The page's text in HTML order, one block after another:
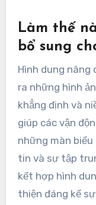
Làm thế
bổ sung
Hình dung nâng
ra những hình
khẳng định và
giúp các vận
những màn
tin và sự tập
kết hợp hình
thiện đáng kể